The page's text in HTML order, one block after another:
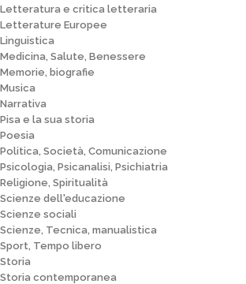
Letteratura e critica letteraria
Letterature Europee
Linguistica
Medicina, Salute, Benessere
Memorie, biografie
Musica
Narrativa
Pisa e la sua storia
Poesia
Politica, Società, Comunicazione
Psicologia, Psicanalisi, Psichiatria
Religione, Spiritualità
Scienze dell'educazione
Scienze sociali
Scienze, Tecnica, manualistica
Sport, Tempo libero
Storia
Storia contemporanea